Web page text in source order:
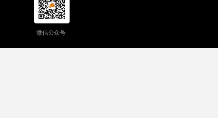
微信公众号